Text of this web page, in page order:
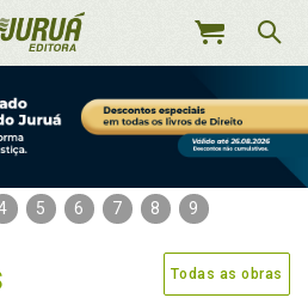
MEU
5 6 7 8 9
Todas as obras